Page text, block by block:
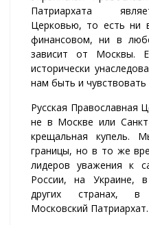
Патриархата
Церковью, то есть ни
финансовом, ни в
зависит от Москвы.
исторически
нам быть и
Русская Православная
не в Москве или
крещальная купель.
границы, но в то же
лидеров уважения к
России, на Украине,
других странах, в
Московский Патриархат.